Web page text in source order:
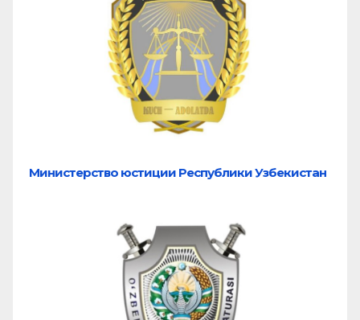
Министерство юстиции Республики Узбекистан